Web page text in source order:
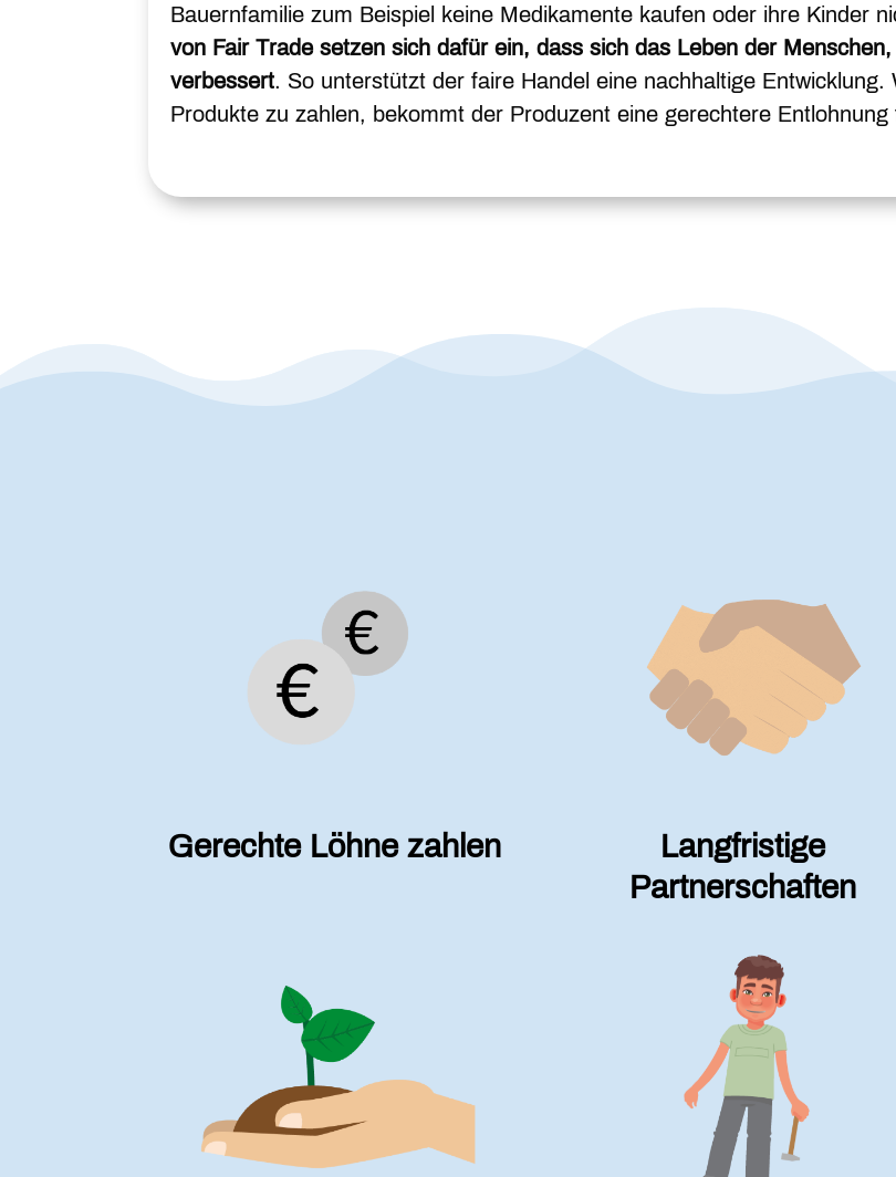
Bauernfamilie zum Beispiel keine Medikamente kaufen oder ihre Kinder
von Fair Trade setzen sich dafür ein, dass sich das Leben der
verbessert. So unterstützt der faire Handel eine nachhaltige
Produkte zu zahlen, bekommt der Produzent eine gerechtere
Gerechte Löhne zahlen
Langfristige
Partnerschaften